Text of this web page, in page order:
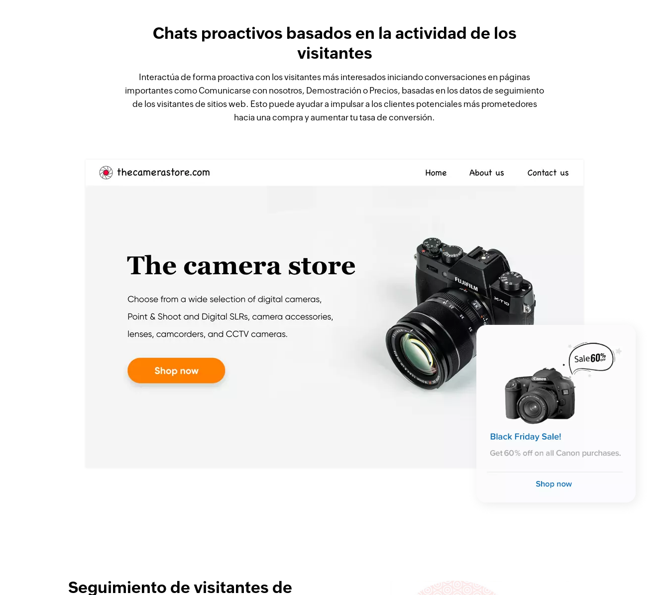
Chats proactivos basados en la actividad de los
visitantes
Interactúa de forma proactiva con los visitantes más interesados iniciando conversaciones en páginas
importantes como Comunicarse con nosotros, Demostración o Precios, basadas en los datos de seguimiento
de los visitantes de sitios web. Esto puede ayudar a impulsar a los clientes potenciales más prometedores
hacia una compra y aumentar tu tasa de conversión.
Seguimiento de visitantes de